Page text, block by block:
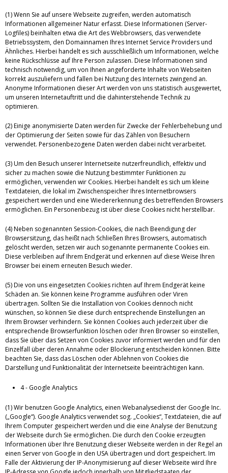
(1) Wenn Sie auf unsere Webseite zugreifen, werden automatisch
Informationen allgemeiner Natur erfasst. Diese Informationen (Server-
Logfiles) beinhalten etwa die Art des Webbrowsers, das verwendete
Betriebssystem, den Domainnamen Ihres Internet Service Providers und
Ähnliches. Hierbei handelt es sich ausschließlich um Informationen, welche
keine Rückschlüsse auf Ihre Person zulassen. Diese Informationen sind
technisch notwendig, um von Ihnen angeforderte Inhalte von Webseiten
korrekt auszuliefern und fallen bei Nutzung des Internets zwingend an.
Anonyme Informationen dieser Art werden von uns statistisch ausgewertet,
um unseren Internetauftritt und die dahinterstehende Technik zu
optimieren.
(2) Einige anonymisierte Daten werden für Zwecke der Fehlerbehebung und
der Optimierung der Seiten sowie für das Zählen von Besuchern
verwendet. Personenbezogene Daten werden dabei nicht verarbeitet.
(3) Um den Besuch unserer Internetseite nutzerfreundlich, effektiv und
sicher zu machen sowie die Nutzung bestimmter Funktionen zu
ermöglichen, verwenden wir Cookies. Hierbei handelt es sich um kleine
Textdateien, die lokal im Zwischenspeicher Ihres Internetbrowsers
gespeichert werden und eine Wiedererkennung des betreffenden Browsers
ermöglichen. Ein Personenbezug ist über diese Cookies nicht herstellbar.
(4) Neben sogenannten Session-Cookies, die nach Beendigung der
Browsersitzung, das heißt nach Schließen Ihres Browsers, automatisch
gelöscht werden, setzen wir auch sogenannte permanente Cookies ein.
Diese verbleiben auf Ihrem Endgerät und erkennen auf diese Weise Ihren
Browser bei einem erneuten Besuch wieder.
(5) Die von uns eingesetzten Cookies richten auf Ihrem Endgerät keine
Schäden an. Sie können keine Programme ausführen oder Viren
übertragen. Sollten Sie die Installation von Cookies dennoch nicht
wünschen, so können Sie diese durch entsprechende Einstellungen an
Ihrem Browser verhindern. Sie können Cookies auch jederzeit über die
entsprechende Browserfunktion löschen oder Ihren Browser so einstellen,
dass Sie über das Setzen von Cookies zuvor informiert werden und für den
Einzelfall über deren Annahme oder Blockierung entscheiden können. Bitte
beachten Sie, dass das Löschen oder Ablehnen von Cookies die
Darstellung und Funktionalität der Internetseite beeinträchtigen kann.
4 - Google Analytics
(1) Wir benutzen Google Analytics, einen Webanalysedienst der Google Inc.
(„Google“). Google Analytics verwendet sog. „Cookies“, Textdateien, die auf
Ihrem Computer gespeichert werden und die eine Analyse der Benutzung
der Webseite durch Sie ermöglichen. Die durch den Cookie erzeugten
Informationen über Ihre Benutzung dieser Webseite werden in der Regel an
einen Server von Google in den USA übertragen und dort gespeichert. Im
Falle der Aktivierung der IP-Anonymisierung auf dieser Webseite wird Ihre